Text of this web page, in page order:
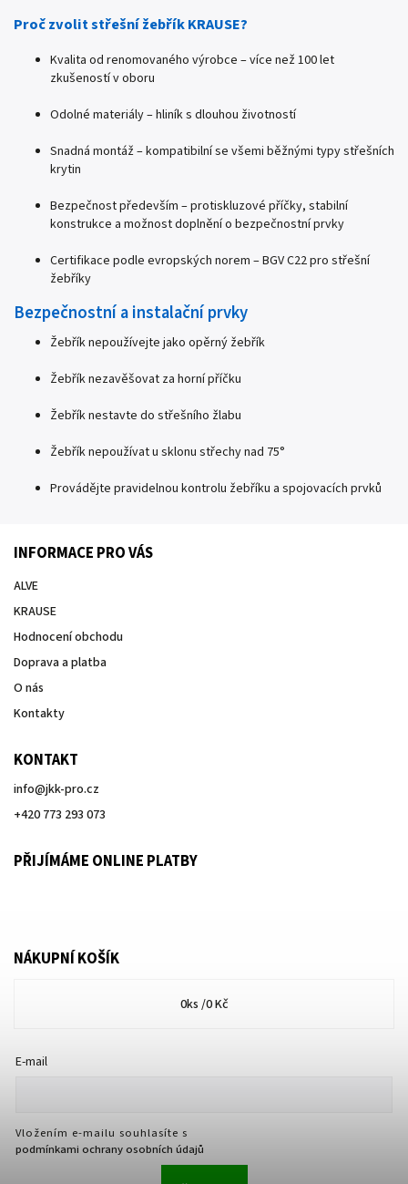
Proč zvolit střešní žebřík KRAUSE?
Kvalita od renomovaného výrobce – více než 100 let
zkušeností v oboru
Odolné materiály – hliník s dlouhou životností
Snadná montáž – kompatibilní se všemi běžnými typy střešních
krytin
Bezpečnost především – protiskluzové příčky, stabilní
konstrukce a možnost doplnění o bezpečnostní prvky
Certifikace podle evropských norem – BGV C22 pro střešní
žebříky
Bezpečnostní a instalační prvky
Žebřík nepoužívejte jako opěrný žebřík
Žebřík nezavěšovat za horní příčku
Žebřík nestavte do střešního žlabu
Žebřík nepoužívat u sklonu střechy nad 75°
Provádějte pravidelnou kontrolu žebříku a spojovacích prvků
INFORMACE PRO VÁS
ALVE
KRAUSE
Hodnocení obchodu
Doprava a platba
O nás
Kontakty
KONTAKT
info@jkk-pro.cz
+420 773 293 073
PŘIJÍMÁME ONLINE PLATBY
NÁKUPNÍ KOŠÍK
0ks /0 Kč
E-mail
Vložením e-mailu souhlasíte s
podmínkami ochrany osobních údajů